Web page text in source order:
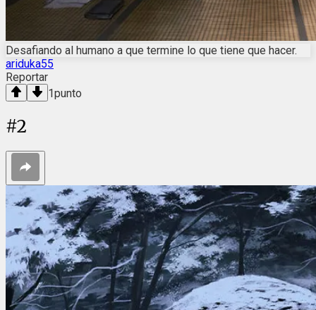
Desafiando al humano a que termine lo que tiene que hacer.
ariduka55
Reportar
1punto
#2